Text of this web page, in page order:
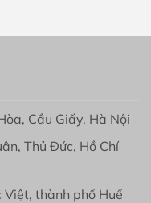
Cầu Giấy, Hà Nội
Thủ Đức, Hồ Chí
Việt, thành phố Huế